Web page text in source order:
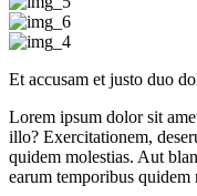
Et accusam et justo duo
Lorem ipsum dolor sit
illo? Exercitationem,
quidem molestias. Aut
earum temporibus quidem